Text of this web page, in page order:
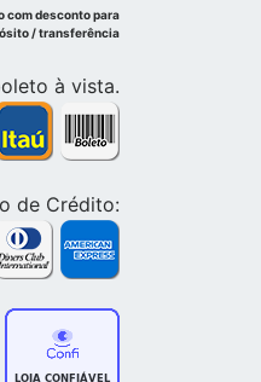
com desconto para
boleto / depósito / transferência
à vista.
de Crédito: